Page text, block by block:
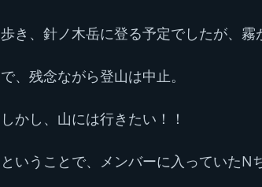
歩き、針ノ木岳に登る予定でしたが、霧
で、残念ながら登山は中止。
しかし、山には行きたい！！
ということで、メンバーに入っていたN